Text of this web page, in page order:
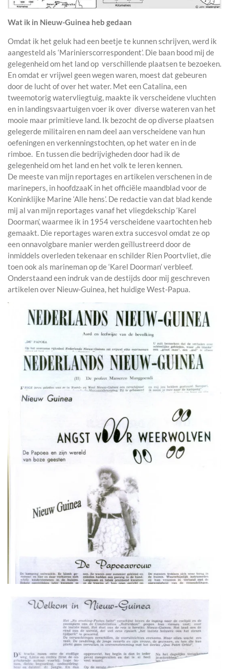
Wat ik in Nieuw-Guinea heb gedaan
Omdat ik het geluk had een beetje te kunnen schrijven, werd ik
aangesteld als ‘Marinierscorrespondent’. Die baan bood mij de
gelegenheid om het land op verschillende plaatsen te bezoeken.
En omdat er vrijwel geen wegen waren, moest dat gebeuren
door de lucht of over het water. Met een Catalina, een
tweemotorig watervliegtuig, maakte ik verscheidene vluchten
en in landingsvaartuigen voer ik over diverse wateren van het
mooie maar primitieve land. Ik bezocht de op diverse plaatsen
gelegerde militairen en nam deel aan verscheidene van hun
oefeningen en verkenningstochten, op het water en in de
rimboe. En tussen die bedrijvigheden door had ik de
gelegenheid om het land en het volk te leren kennen.
De meeste van mijn reportages en artikelen verschenen in de
marinepers, in hoofdzaaK in het officiële maandblad voor de
Koninklijke Marine ‘Alle hens’. De redactie van dat blad kende
mij al van mijn reportages vanaf het vliegdekschip ‘Karel
Doorman’, waarmee ik in 1954 verscheidene vaartochten heb
gemaakt. Die reportages waren extra succesvol omdat ze op
een onnavolgbare manier werden geïllustreerd door de
inmiddels overleden tekenaar en schilder Rien Poortvliet, die
toen ook als marineman op de ‘Karel Doorman’ verbleef.
Onderstaand een indruk van de destijds door mij geschreven
artikelen over Nieuw-Guinea, het huidige West-Papua.